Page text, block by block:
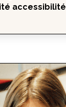
accessibilité